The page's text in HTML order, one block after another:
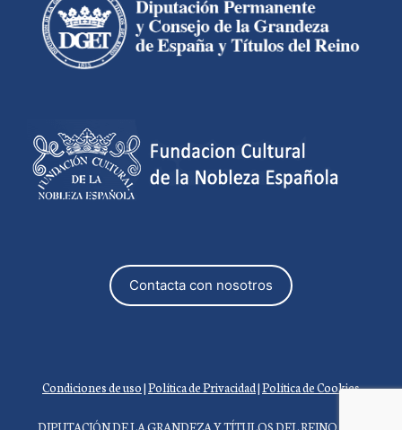
Contacta con nosotros
Condiciones de uso|Política de Privacidad|Política de Cookies